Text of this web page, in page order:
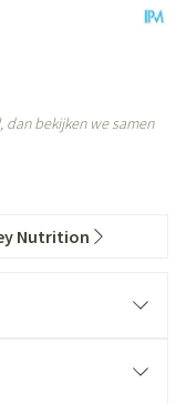
dan bekijken we samen
Nutrition